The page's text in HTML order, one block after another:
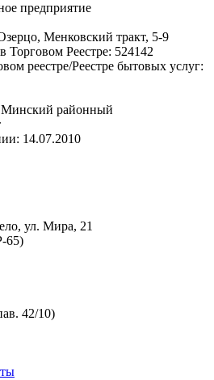
предприятие
Менковский тракт, 5-9
Торговом Реестре: 524142
реестре/Реестре бытовых услуг:
Минский районный
14.07.2010
ул. Мира, 21
65)
42/10)